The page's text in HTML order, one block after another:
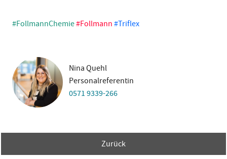
#FollmannChemie#Follmann #Triflex
Nina Quehl
Personalreferentin
0571 9339-266
Zurück